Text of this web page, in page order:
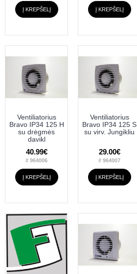
Į KREPŠELĮ Į KREPŠELĮ
Ventiliatorius
Bravo IP34 125 H
su drėgmės
davikl
40.99€
# 964006
Į KREPŠELĮ
Ventiliatorius
Bravo IP34 125 S
su virv. Jungikliu
29.00€
# 964007
Į KREPŠELĮ